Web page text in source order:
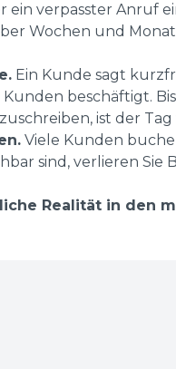
ein verpasster Anruf
Wochen und
Ein Kunde sagt
beschäftigt.
ist der Tag
Viele Kunden
sind, verlieren Sie
Realität in den